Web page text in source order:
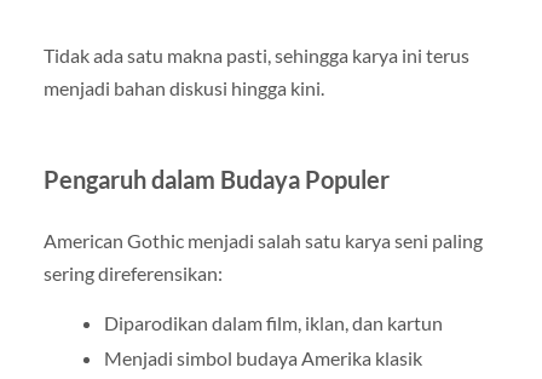
Tidak ada satu makna pasti, sehingga karya ini terus
menjadi bahan diskusi hingga kini.
Pengaruh dalam Budaya Populer
American Gothic menjadi salah satu karya seni paling
sering direferensikan:
Diparodikan dalam film, iklan, dan kartun
Menjadi simbol budaya Amerika klasik